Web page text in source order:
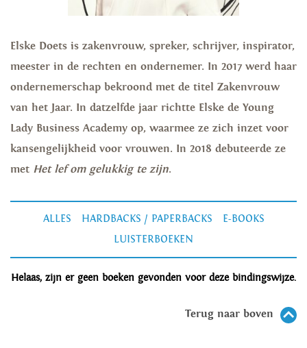
Elske Doets is zakenvrouw, spreker, schrijver, inspirator,
meester in de rechten en ondernemer. In 2017 werd haar
ondernemerschap bekroond met de titel Zakenvrouw
van het Jaar. In datzelfde jaar richtte Elske de Young
Lady Business Academy op, waarmee ze zich inzet voor
kansengelijkheid voor vrouwen. In 2018 debuteerde ze
met Het lef om gelukkig te zijn.
ALLES HARDBACKS / PAPERBACKS
E-BOOKS
LUISTERBOEKEN
Helaas, zijn er geen boeken gevonden voor deze bindingswijze.
Terug naar boven